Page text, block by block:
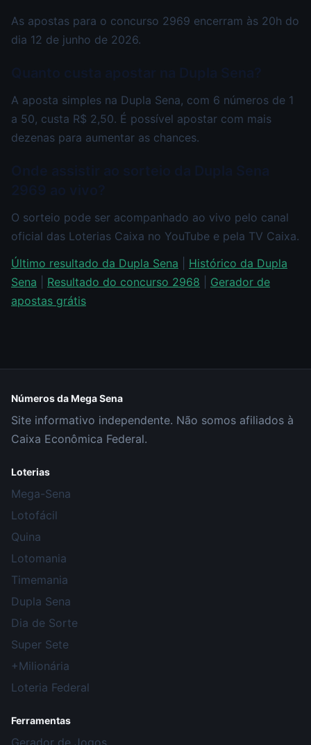
As apostas para o concurso 2969 encerram às 20h do
dia 12 de junho de 2026.
A aposta simples na Dupla Sena, com 6 números de 1
a 50, custa R$ 2,50. É possível apostar com mais
dezenas para aumentar as chances.
O sorteio pode ser acompanhado ao vivo pelo canal
oficial das Loterias Caixa no YouTube e pela TV Caixa.
Último resultado da Dupla Sena
Histórico da Dupla
Sena
Resultado do concurso 2968
Gerador de
apostas grátis
Números da Mega Sena
Site informativo independente. Não somos afiliados à
Caixa Econômica Federal.
Loterias
Mega-Sena
Lotofácil
Quina
Lotomania
Timemania
Dupla Sena
Dia de Sorte
Super Sete
+Milionária
Loteria Federal
Ferramentas
Gerador de Jogos